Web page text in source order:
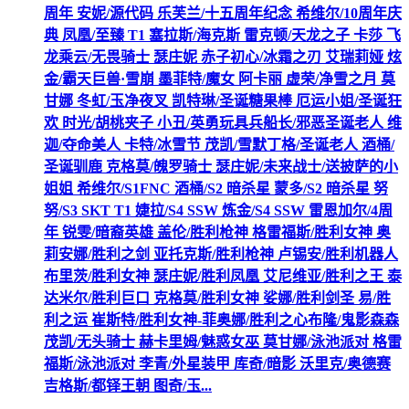
周年 安妮/源代码 乐芙兰/十五周年纪念 希维尔/10周年庆
典 凤凰/至臻 T1 塞拉斯/海克斯 雷克顿/天龙之子 卡莎 飞
龙乘云/无畏骑士 瑟庄妮 赤子初心/冰霜之刃 艾瑞莉娅 炫
金/霸天巨兽·雪崩 墨菲特/魔女 阿卡丽 虚荣/净雪之月 莫
甘娜 冬虹/玉净夜叉 凯特琳/圣诞糖果棒 厄运小姐/圣诞狂
欢 时光/胡桃夹子 小丑/英勇玩具兵船长/邪恶圣诞老人 维
迦/夺命美人 卡特/冰雪节 茂凯/雪默丁格/圣诞老人 酒桶/
圣诞驯鹿 克格莫/魄罗骑士 瑟庄妮/未来战士/送披萨的小
姐姐 希维尔/S1FNC 酒桶/S2 暗杀星 蒙多/S2 暗杀星 努
努/S3 SKT T1 婕拉/S4 SSW 炼金/S4 SSW 雷恩加尔/4周
年 锐雯/暗裔英雄 盖伦/胜利枪神 格雷福斯/胜利女神 奥
莉安娜/胜利之剑 亚托克斯/胜利枪神 卢锡安/胜利机器人
布里茨/胜利女神 瑟庄妮/胜利凤凰 艾尼维亚/胜利之王 泰
达米尔/胜利巨口 克格莫/胜利女神 娑娜/胜利剑圣 易/胜
利之运 崔斯特/胜利女神-菲奥娜/胜利之心布隆/鬼影森森
茂凯/无头骑士 赫卡里姆/魅惑女巫 莫甘娜/泳池派对 格雷
福斯/泳池派对 李青/外星装甲 库奇/暗影 沃里克/奥德赛
吉格斯/都铎王朝 图奇/玉...